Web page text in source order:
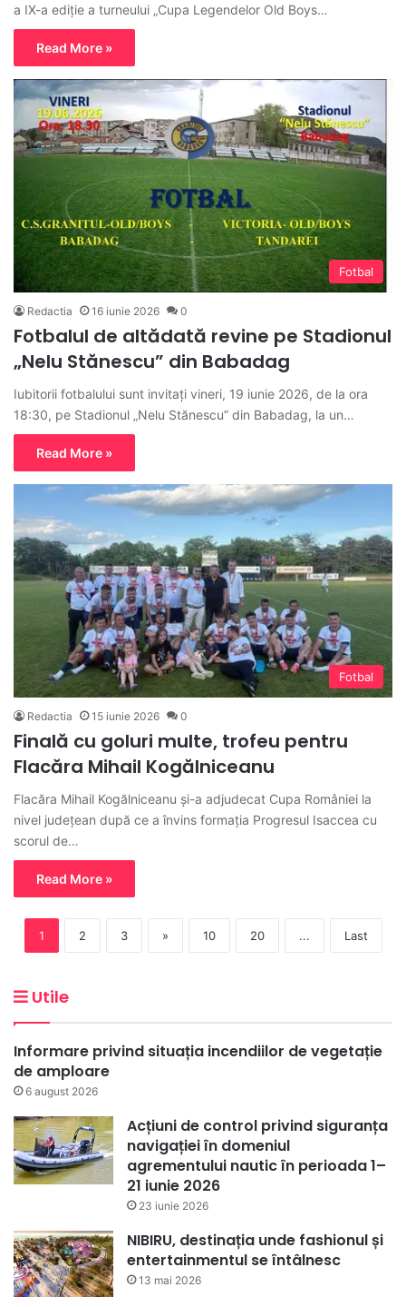
a IX-a ediție a turneului „Cupa Legendelor Old Boys…
Read More »
Fotbal
Redactia 16 iunie 2026 0
Fotbalul de altădată revine pe Stadionul
„Nelu Stănescu” din Babadag
Iubitorii fotbalului sunt invitați vineri, 19 iunie 2026, de la ora
18:30, pe Stadionul „Nelu Stănescu” din Babadag, la un…
Read More »
Fotbal
Redactia 15 iunie 2026 0
Finală cu goluri multe, trofeu pentru
Flacăra Mihail Kogălniceanu
Flacăra Mihail Kogălniceanu și-a adjudecat Cupa României la
nivel județean după ce a învins formația Progresul Isaccea cu
scorul de…
Read More »
1 2 3 » 10 20 ... Last
Utile
Informare privind situația incendiilor de vegetație
de amploare
6 august 2026
Acțiuni de control privind siguranța
navigației în domeniul
agrementului nautic în perioada 1–
21 iunie 2026
23 iunie 2026
NIBIRU, destinația unde fashionul și
entertainmentul se întâlnesc
13 mai 2026